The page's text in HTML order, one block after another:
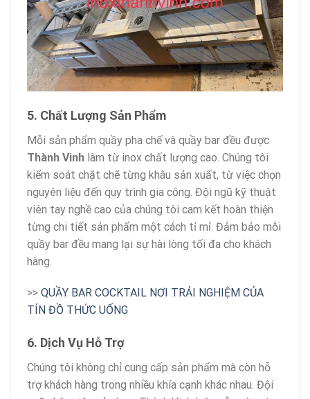
5. Chất Lượng Sản Phẩm
Mỗi sản phẩm quầy pha chế và quầy bar đều được
Thành Vinh làm từ inox chất lượng cao. Chúng tôi
kiểm soát chặt chẽ từng khâu sản xuất, từ việc chọn
nguyên liệu đến quy trình gia công. Đội ngũ kỹ thuật
viên tay nghề cao của chúng tôi cam kết hoàn thiện
từng chi tiết sản phẩm một cách tỉ mỉ. Đảm bảo mỗi
quầy bar đều mang lại sự hài lòng tối đa cho khách
hàng.
>> QUẦY BAR COCKTAIL NƠI TRẢI NGHIỆM CỦA
TÍN ĐỒ THỨC UỐNG
6. Dịch Vụ Hỗ Trợ
Chúng tôi không chỉ cung cấp sản phẩm mà còn hỗ
trợ khách hàng trong nhiều khía cạnh khác nhau. Đội